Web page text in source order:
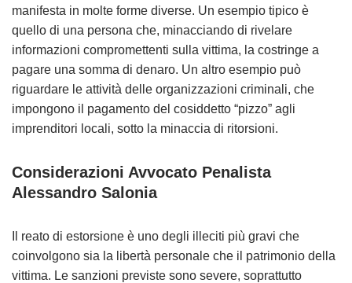
manifesta in molte forme diverse. Un esempio tipico è
quello di una persona che, minacciando di rivelare
informazioni compromettenti sulla vittima, la costringe a
pagare una somma di denaro. Un altro esempio può
riguardare le attività delle organizzazioni criminali, che
impongono il pagamento del cosiddetto “pizzo” agli
imprenditori locali, sotto la minaccia di ritorsioni.
Considerazioni Avvocato Penalista
Alessandro Salonia
Il reato di estorsione è uno degli illeciti più gravi che
coinvolgono sia la libertà personale che il patrimonio della
vittima. Le sanzioni previste sono severe, soprattutto